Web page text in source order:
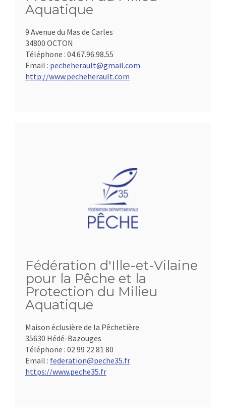
Aquatique
9 Avenue du Mas de Carles
34800 OCTON
Téléphone : 04.67.96.98.55
Email : pecheherault@gmail.com
http://www.pecheherault.com
Fédération d'Ille-et-Vilaine
pour la Pêche et la
Protection du Milieu
Aquatique
Maison éclusière de la Pêchetière
35630 Hédé-Bazouges
Téléphone : 02 99 22 81 80
Email : federation@peche35.fr
https://www.peche35.fr